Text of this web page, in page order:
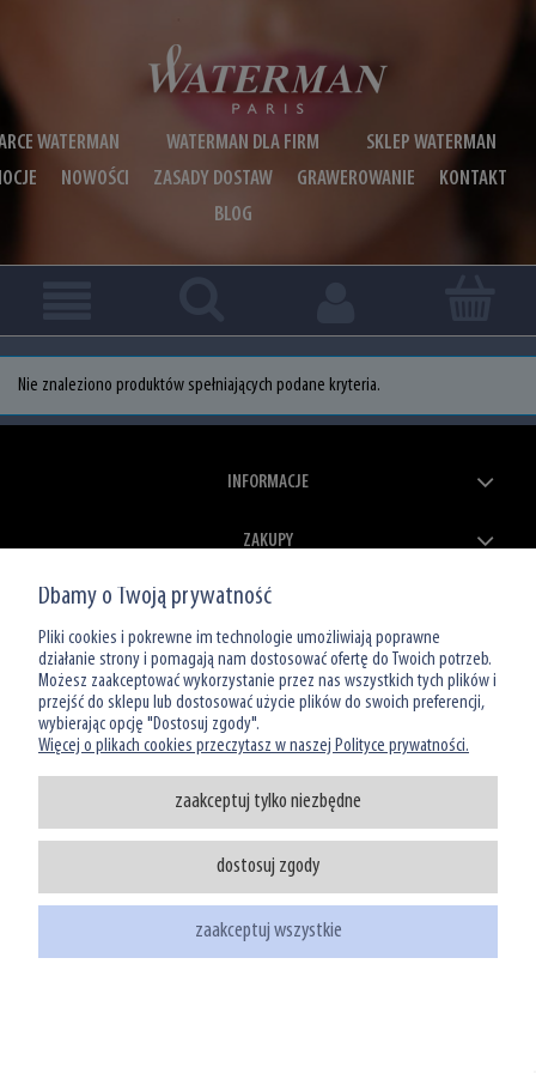
WATERMAN WATERMAN DLA FIRM
SKLEP WATERMAN
NOWOŚCI ZASADY DOSTAW GRAWEROWANIE
KONTAKT
BLOG
Nie znaleziono produktów spełniających podane kryteria.
INFORMACJE
ZAKUPY
MOJE KONTO
O NAS
Infolinia: 801 066 449
tel: (22) 39 00 966
sklep@watermanshop.pl
Dbamy o Twoją prywatność
Pliki cookies i pokrewne im technologie umożliwiają poprawne
działanie strony i pomagają nam dostosować ofertę do Twoich potrzeb.
Możesz zaakceptować wykorzystanie przez nas wszystkich tych plików i
przejść do sklepu lub dostosować użycie plików do swoich preferencji,
wybierając opcję "Dostosuj zgody".
Więcej o plikach cookies przeczytasz w naszej Polityce prywatności.
zaakceptuj tylko niezbędne
dostosuj zgody
zaakceptuj wszystkie